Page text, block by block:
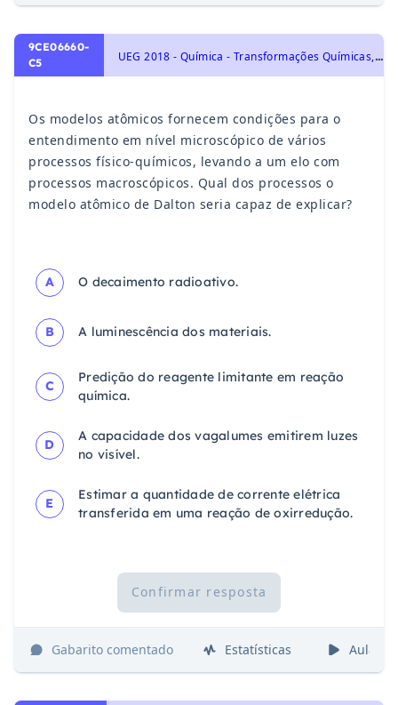
9CE06660-
C5
U
EG 2018 - Química - Transformações Químicas, Teoria Atômica: Modelo atômico de Dalton, Thomson, Rutherford, Rutherford-Bohr
Os modelos atômicos fornecem condições para o
entendimento em nível microscópico de vários
processos físico-químicos, levando a um elo com
processos macroscópicos. Qual dos processos o
modelo atômico de Dalton seria capaz de explicar?
A O decaimento radioativo.
B A luminescência dos materiais.
C
Predição do reagente limitante em reação
química.
D
A capacidade dos vagalumes emitirem luzes
no visível.
E
Estimar a quantidade de corrente elétrica
transferida em uma reação de oxirredução.
Confirmar resposta
Gabarito comentado Estatísticas Aulas